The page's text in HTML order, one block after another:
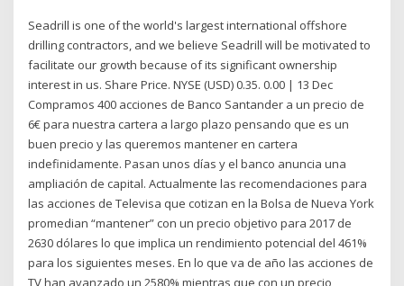
Seadrill is one of the world's largest international offshore
drilling contractors, and we believe Seadrill will be motivated to
facilitate our growth because of its significant ownership
interest in us. Share Price. NYSE (USD) 0.35. 0.00 | 13 Dec
Compramos 400 acciones de Banco Santander a un precio de
6€ para nuestra cartera a largo plazo pensando que es un
buen precio y las queremos mantener en cartera
indefinidamente. Pasan unos días y el banco anuncia una
ampliación de capital. Actualmente las recomendaciones para
las acciones de Televisa que cotizan en la Bolsa de Nueva York
promedian “mantener” con un precio objetivo para 2017 de
2630 dólares lo que implica un rendimiento potencial del 461%
para los siguientes meses. En lo que va de año las acciones de